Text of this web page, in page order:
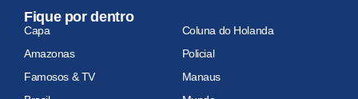
Fique por dentro
Capa
Coluna do Holanda
Amazonas
Policial
Famosos & TV
Manaus